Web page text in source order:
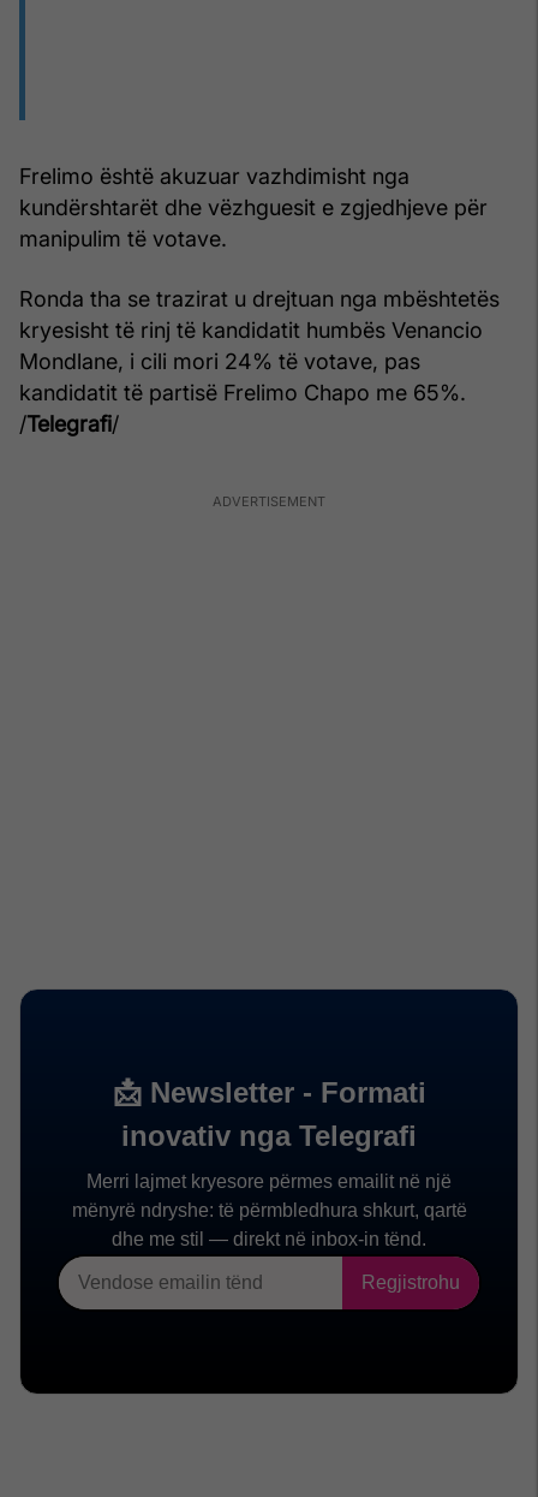
Frelimo është akuzuar vazhdimisht nga
kundërshtarët dhe vëzhguesit e zgjedhjeve për
manipulim të votave.
Ronda tha se trazirat u drejtuan nga mbështetës
kryesisht të rinj të kandidatit humbës Venancio
Mondlane, i cili mori 24% të votave, pas
kandidatit të partisë Frelimo Chapo me 65%.
/Telegrafi/